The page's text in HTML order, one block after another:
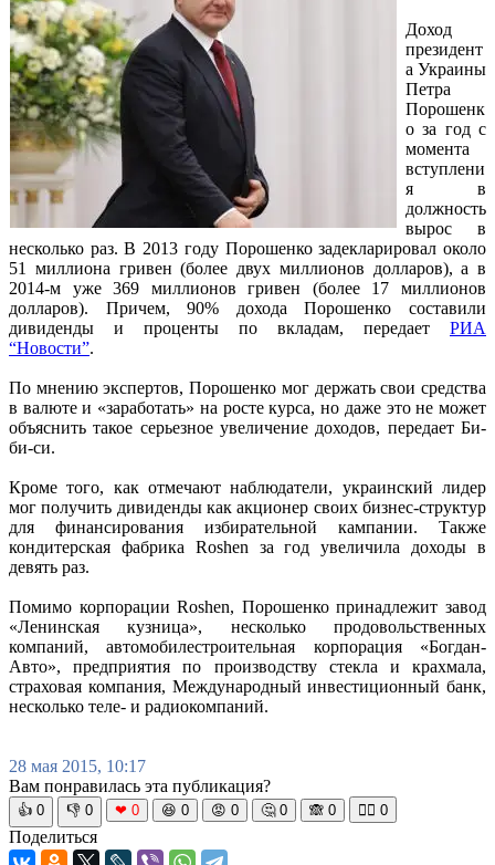
Доход
президент
а Украины
Петра
Порошенк
о за год с
момента
вступлени
я в
должность
вырос в
несколько раз. В 2013 году Порошенко задекларировал около
51 миллиона гривен (более двух миллионов долларов), а в
2014-м уже 369 миллионов гривен (более 17 миллионов
долларов). Причем, 90% дохода Порошенко составили
дивиденды и проценты по вкладам, передает РИА
“Новости”.
По мнению экспертов, Порошенко мог держать свои средства
в валюте и «заработать» на росте курса, но даже это не может
объяснить такое серьезное увеличение доходов, передает Би-
би-си.
Кроме того, как отмечают наблюдатели, украинский лидер
мог получить дивиденды как акционер своих бизнес-структур
для финансирования избирательной кампании. Также
кондитерская фабрика Roshen за год увеличила доходы в
девять раз.
Помимо корпорации Roshen, Порошенко принадлежит завод
«Ленинская кузница», несколько продовольственных
компаний, автомобилестроительная корпорация «Богдан-
Авто», предприятия по производству стекла и крахмала,
страховая компания, Международный инвестиционный банк,
несколько теле- и радиокомпаний.
28 мая 2015, 10:17
Вам понравилась эта публикация?
👍 0 👎 0 ❤ 0 😆 0 😡 0 🤔 0 🙈 0 🧘‍♀️ 0
Поделиться